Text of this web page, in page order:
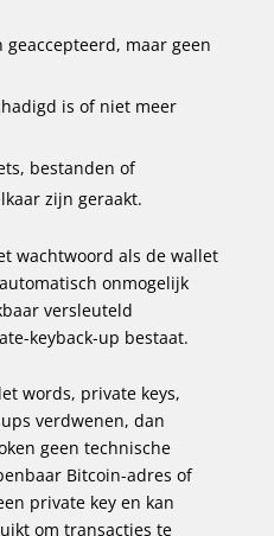
maar geen
is of niet meer
bestanden of
zijn geraakt.
wachtwoord als de wallet
onmogelijk
versleuteld
keyback-up bestaat.
words, private keys,
verdwenen, dan
geen technische
Bitcoin-adres of
private key en kan
om transacties te